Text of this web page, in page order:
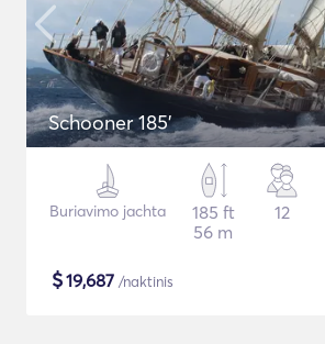
Schooner 185'
Buriavimo jachta
185 ft
56 m
12
$19,687 /naktinis